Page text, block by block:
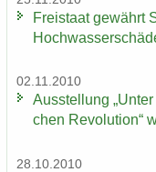
Frei­staat ge­währt
02.11.2010
Aus­stel­lung
chen Re­vo­lu­ti­on“
28.10.2010